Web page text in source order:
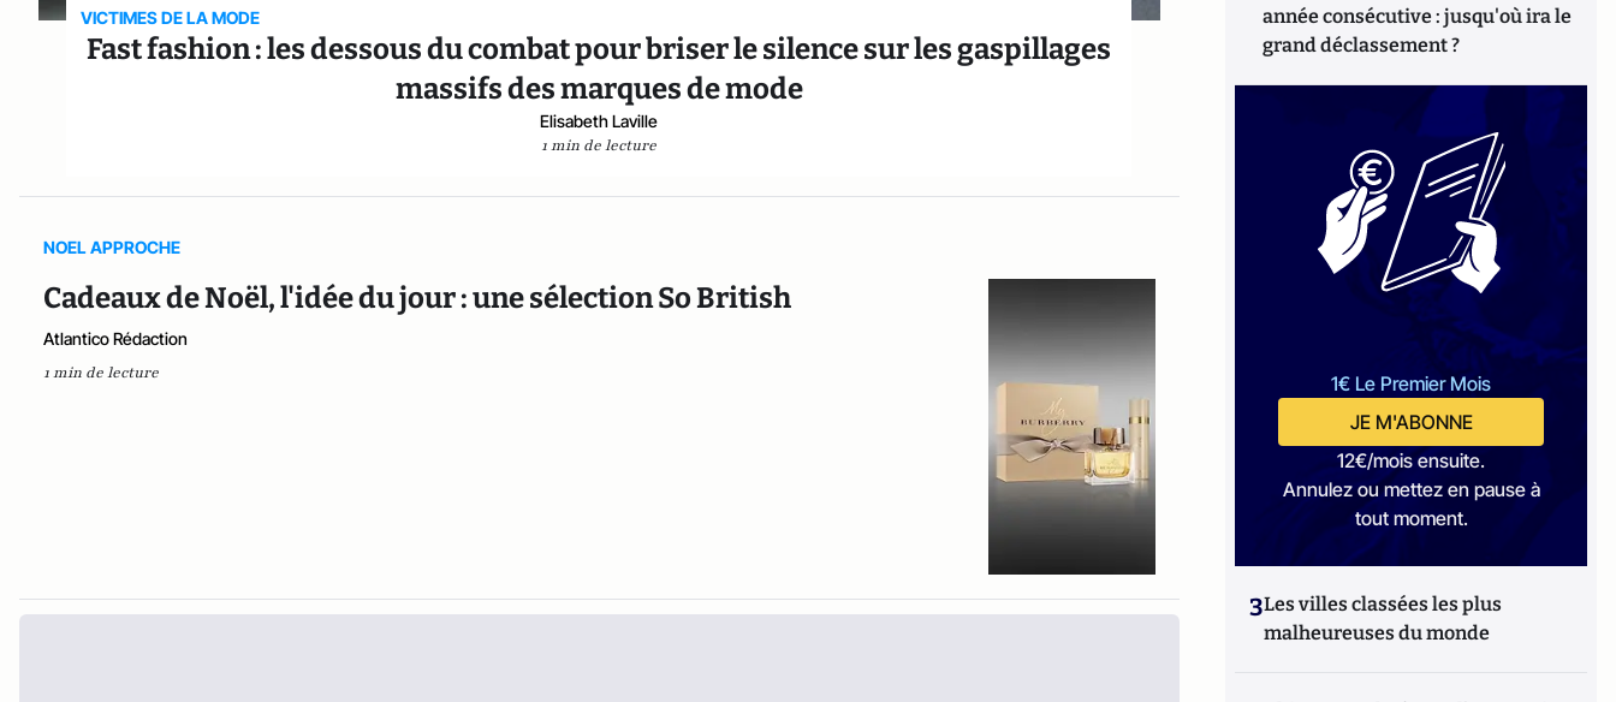
VICTIMES DE LA MODE
Fast fashion : les dessous du combat pour briser le silence sur les gaspillages
massifs des marques de mode
Elisabeth Laville
1 min de lecture
NOEL APPROCHE
Cadeaux de Noël, l'idée du jour : une sélection So British
Atlantico Rédaction
1 min de lecture
année consécutive : jusqu'où ira le
grand déclassement ?
1€ Le Premier Mois
JE M'ABONNE
12€/mois ensuite.
Annulez ou mettez en pause à
tout moment.
3Les villes classées les plus
malheureuses du monde